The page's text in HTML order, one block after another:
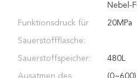
Nebel-
Funktionsdruck für
Sauerstoffflasche:
20MPa
Sauerstoffspeicher: 480L
Ausatmen des (0~600)